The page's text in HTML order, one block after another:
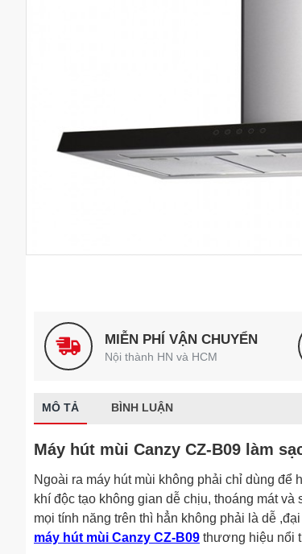
MIỄN PHÍ VẬN CHUYỂN
Nội thành HN và HCM
MÔ TẢ BÌNH LUẬN
Máy hút mùi Canzy CZ-B09 làm
Ngoài ra máy hút mùi không phải chỉ dùng để
khí độc tạo không gian dễ chịu, thoáng mát
mọi tính năng trên thì hẳn không phải là dễ
máy hút mùi Canzy CZ-B09 thương hiệu nổi